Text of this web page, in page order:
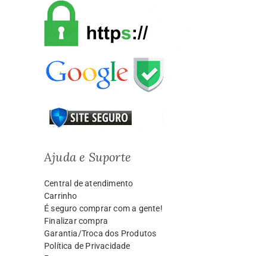
Ajuda e Suporte
Central de atendimento
Carrinho
É seguro comprar com a gente!
Finalizar compra
Garantia/Troca dos Produtos
Política de Privacidade